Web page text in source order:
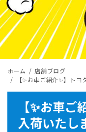
ホーム
店舗ブログ
【✨お車ご紹介✨】ト
【✨お車
入荷いたし